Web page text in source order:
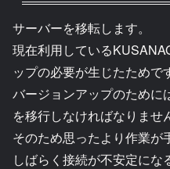
サーバーを移転します。
現在利用している
ップの必要が生じたためで
バージョンアップのために
を移行しなければなりませ
そのため思ったより作業が
しばらく接続が不安定に